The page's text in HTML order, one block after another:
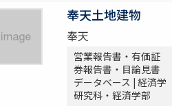
奉天土地建物
奉天
営業報告書・有価証
券報告書・目論見書
データベース | 経済学
研究科・経済学部